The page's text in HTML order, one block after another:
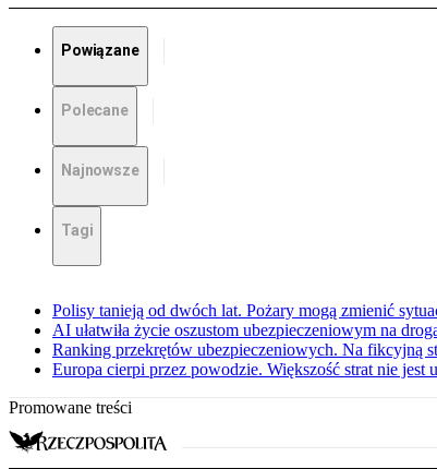
Powiązane
Polecane
Najnowsze
Tagi
Polisy tanieją od dwóch lat. Pożary mogą zmienić
AI ułatwiła życie oszustom ubezpieczeniowym na
Ranking przekrętów ubezpieczeniowych. Na fikcyjną
Europa cierpi przez powodzie. Większość strat nie jest
Promowane treści